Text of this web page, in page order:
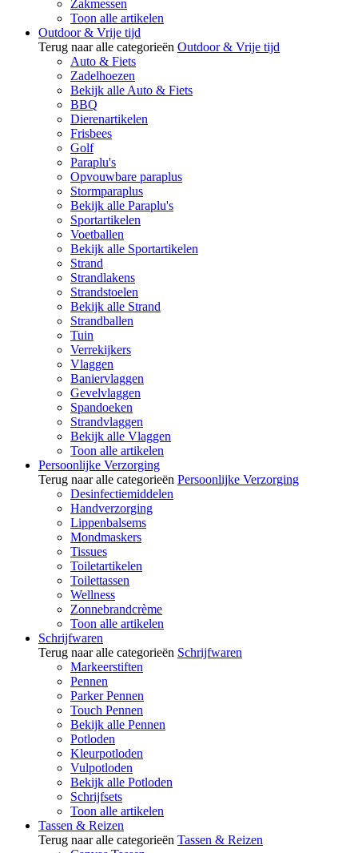
Zakmessen
Toon alle artikelen
Outdoor & Vrije tijd
Terug naar alle categorieën Outdoor & Vrije tijd
Auto & Fiets
Zadelhoezen
Bekijk alle Auto & Fiets
BBQ
Dierenartikelen
Frisbees
Golf
Paraplu's
Opvouwbare paraplus
Stormparaplus
Bekijk alle Paraplu's
Sportartikelen
Voetballen
Bekijk alle Sportartikelen
Strand
Strandlakens
Strandstoelen
Bekijk alle Strand
Strandballen
Tuin
Verrekijkers
Vlaggen
Baniervlaggen
Gevelvlaggen
Spandoeken
Strandvlaggen
Bekijk alle Vlaggen
Toon alle artikelen
Persoonlijke Verzorging
Terug naar alle categorieën Persoonlijke Verzorging
Desinfectiemiddelen
Handverzorging
Lippenbalsems
Mondmaskers
Tissues
Toiletartikelen
Toilettassen
Wellness
Zonnebrandcrème
Toon alle artikelen
Schrijfwaren
Terug naar alle categorieën Schrijfwaren
Markeerstiften
Pennen
Parker Pennen
Touch Pennen
Bekijk alle Pennen
Potloden
Kleurpotloden
Vulpotloden
Bekijk alle Potloden
Schrijfsets
Toon alle artikelen
Tassen & Reizen
Terug naar alle categorieën Tassen & Reizen